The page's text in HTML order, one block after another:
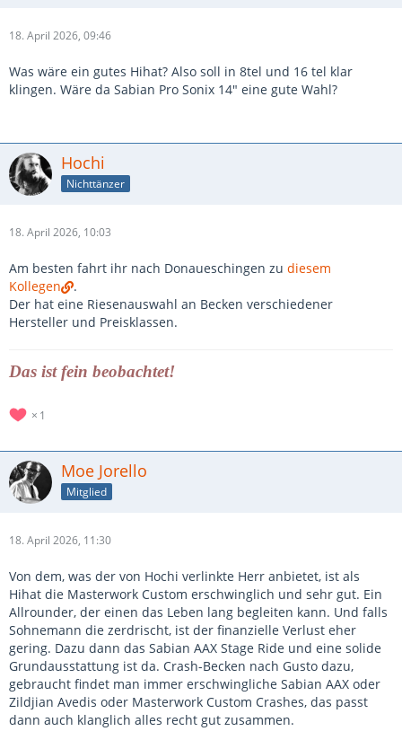
18. April 2026, 09:46
Was wäre ein gutes Hihat? Also soll in 8tel und 16 tel klar
klingen. Wäre da Sabian Pro Sonix 14" eine gute Wahl?
Hochi
Nichttänzer
18. April 2026, 10:03
Am besten fahrt ihr nach Donaueschingen zu diesem
Kollegen
.
Der hat eine Riesenauswahl an Becken verschiedener
Hersteller und Preisklassen.
Das ist fein beobachtet!
1
Moe Jorello
Mitglied
18. April 2026, 11:30
Von dem, was der von Hochi verlinkte Herr anbietet, ist als
Hihat die Masterwork Custom erschwinglich und sehr gut. Ein
Allrounder, der einen das Leben lang begleiten kann. Und falls
Sohnemann die zerdrischt, ist der finanzielle Verlust eher
gering. Dazu dann das Sabian AAX Stage Ride und eine solide
Grundausstattung ist da. Crash-Becken nach Gusto dazu,
gebraucht findet man immer erschwingliche Sabian AAX oder
Zildjian Avedis oder Masterwork Custom Crashes, das passt
dann auch klanglich alles recht gut zusammen.